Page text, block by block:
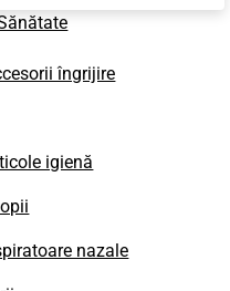
îngrijire
igienă
nazale